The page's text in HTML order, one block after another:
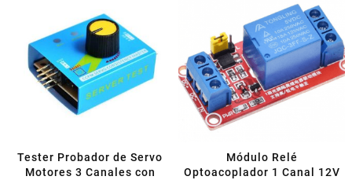
Tester Probador de Servo
Motores 3 Canales con
Módulo Relé
Optoacoplador 1 Canal 12V